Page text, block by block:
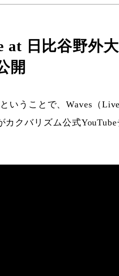
at 日比谷野外
開
いうことで、Waves（
カクバリズム公式